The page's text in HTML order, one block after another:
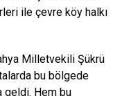
ile çevre köy halkı
Milletvekili Şükrü
bu bölgede
geldi. Hem bu